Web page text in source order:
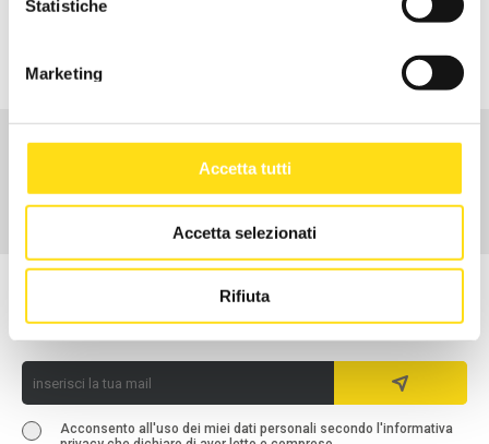
Statistiche
Marketing
Accetta tutti
Accetta selezionati
Rifiuta
per conoscere tutti i
CENTRI DI SERVIZI TERRITORIALI
ISCRIVITI ALLA NEWSLETTER
Acconsento all'uso dei miei dati personali secondo l'informativa